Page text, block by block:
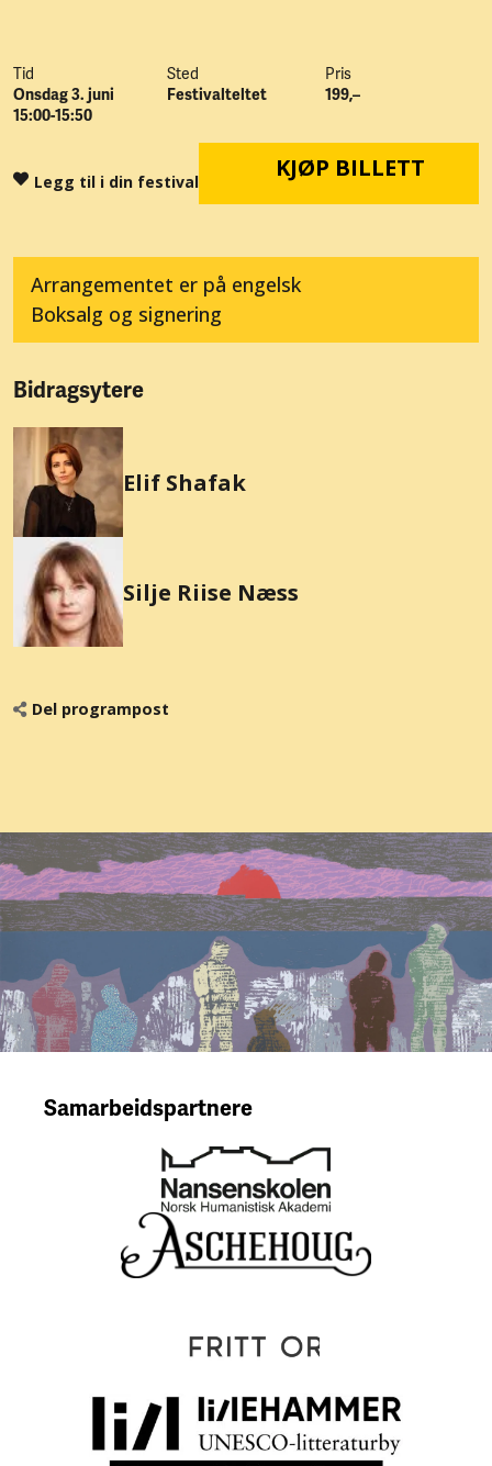
Tid
Onsdag 3. juni
15:00-15:50
Sted
Festivalteltet
Pris
199,–
Legg til i din festival KJØP BILLETT
Arrangementet er på engelsk
Boksalg og signering
Bidragsytere
Elif Shafak
Silje Riise Næss
Del programpost
Samarbeidspartnere